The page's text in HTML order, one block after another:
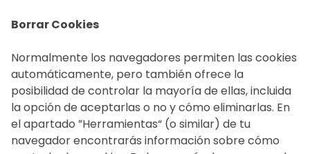
Borrar Cookies
Normalmente los navegadores permiten las cookies
automáticamente, pero también ofrece la
posibilidad de controlar la mayoría de ellas, incluida
la opción de aceptarlas o no y cómo eliminarlas. En
el apartado ”Herramientas“ (o similar) de tu
navegador encontrarás información sobre cómo